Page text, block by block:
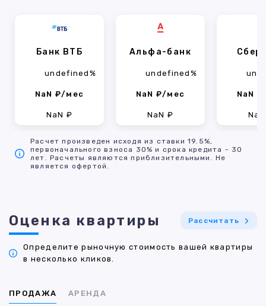
Банк ВТБ
undefined%
NaN ₽/мес
NaN ₽
Альфа-банк
undefined%
NaN ₽/мес
NaN ₽
NaN
Расчет произведен исходя из ставки 19.5%,
первоначального взноса 30% и срока кредита - 30
лет. Расчеты являются приблизительными. Не
является офертой.
Оценка квартиры Рассчитать
Определите рыночную стоимость вашей квартиры
в несколько кликов.
ПРОДАЖА АРЕНДА